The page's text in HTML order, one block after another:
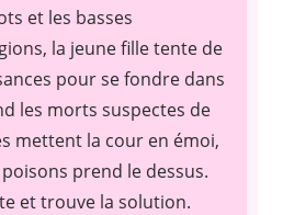
et les basses
la jeune fille tente de
pour se fondre dans
les morts suspectes de
mettent la cour en émoi,
prend le dessus.
et trouve la solution.